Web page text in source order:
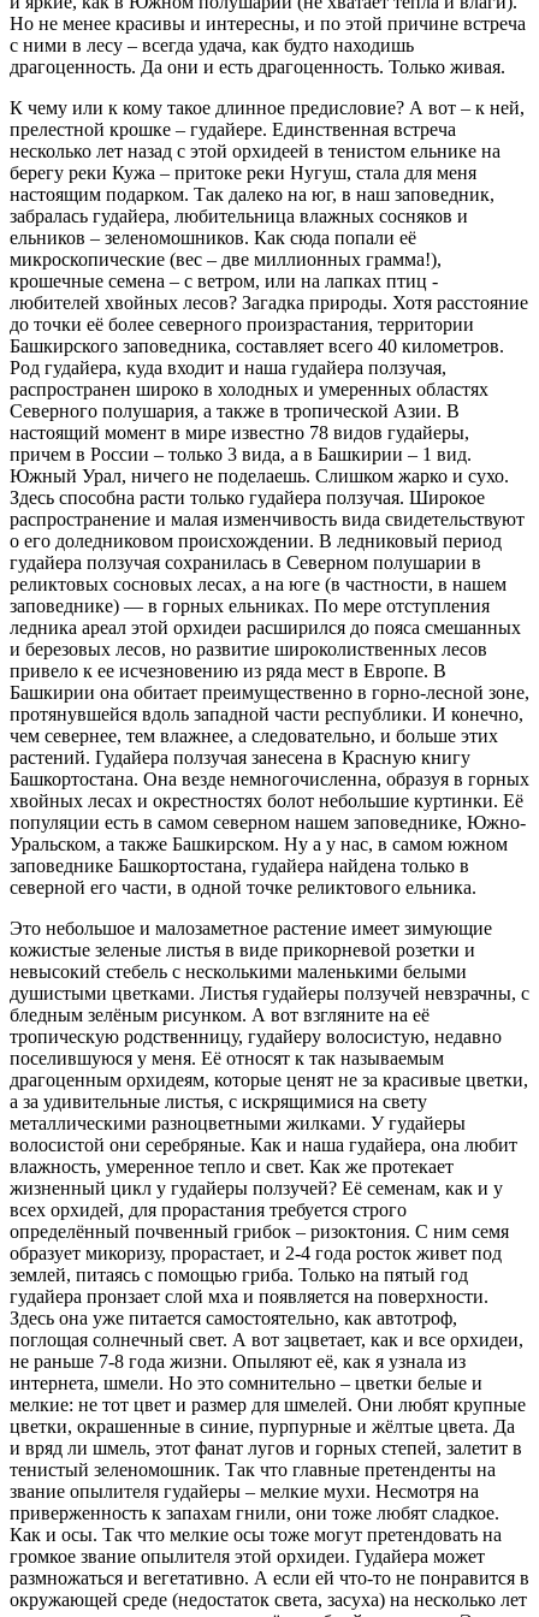
Но не менее красивы и интересны, и по этой причине встреча
с ними в лесу – всегда удача, как будто находишь
драгоценность. Да они и есть драгоценность. Только живая.
К чему или к кому такое длинное предисловие? А вот – к ней,
прелестной крошке – гудайере. Единственная встреча
несколько лет назад с этой орхидеей в тенистом ельнике на
берегу реки Кужа – притоке реки Нугуш, стала для меня
настоящим подарком. Так далеко на юг, в наш заповедник,
забралась гудайера, любительница влажных сосняков и
ельников – зеленомошников. Как сюда попали её
микроскопические (вес – две миллионных грамма!),
крошечные семена – с ветром, или на лапках птиц -
любителей хвойных лесов? Загадка природы. Хотя расстояние
до точки её более северного произрастания, территории
Башкирского заповедника, составляет всего 40 километров.
Род гудайера, куда входит и наша гудайера ползучая,
распространен широко в холодных и умеренных областях
Северного полушария, а также в тропической Азии. В
настоящий момент в мире известно 78 видов гудайеры,
причем в России – только 3 вида, а в Башкирии – 1 вид.
Южный Урал, ничего не поделаешь. Слишком жарко и сухо.
Здесь способна расти только гудайера ползучая. Широкое
распространение и малая изменчивость вида свидетельствуют
о его доледниковом происхождении. В ледниковый период
гудайера ползучая сохранилась в Северном полушарии в
реликтовых сосновых лесах, а на юге (в частности, в нашем
заповеднике) — в горных ельниках. По мере отступления
ледника ареал этой орхидеи расширился до пояса смешанных
и березовых лесов, но развитие широколиственных лесов
привело к ее исчезновению из ряда мест в Европе. В
Башкирии она обитает преимущественно в горно-лесной зоне,
протянувшейся вдоль западной части республики. И конечно,
чем севернее, тем влажнее, а следовательно, и больше этих
растений. Гудайера ползучая занесена в Красную книгу
Башкортостана. Она везде немногочисленна, образуя в горных
хвойных лесах и окрестностях болот небольшие куртинки. Её
популяции есть в самом северном нашем заповеднике, Южно-
Уральском, а также Башкирском. Ну а у нас, в самом южном
заповеднике Башкортостана, гудайера найдена только в
северной его части, в одной точке реликтового ельника.
Это небольшое и малозаметное растение имеет зимующие
кожистые зеленые листья в виде прикорневой розетки и
невысокий стебель с несколькими маленькими белыми
душистыми цветками. Листья гудайеры ползучей невзрачны, с
бледным зелёным рисунком. А вот взгляните на её
тропическую родственницу, гудайеру волосистую, недавно
поселившуюся у меня. Её относят к так называемым
драгоценным орхидеям, которые ценят не за красивые цветки,
а за удивительные листья, с искрящимися на свету
металлическими разноцветными жилками. У гудайеры
волосистой они серебряные. Как и наша гудайера, она любит
влажность, умеренное тепло и свет. Как же протекает
жизненный цикл у гудайеры ползучей? Её семенам, как и у
всех орхидей, для прорастания требуется строго
определённый почвенный грибок – ризоктония. С ним семя
образует микоризу, прорастает, и 2-4 года росток живет под
землей, питаясь с помощью гриба. Только на пятый год
гудайера пронзает слой мха и появляется на поверхности.
Здесь она уже питается самостоятельно, как автотроф,
поглощая солнечный свет. А вот зацветает, как и все орхидеи,
не раньше 7-8 года жизни. Опыляют её, как я узнала из
интернета, шмели. Но это сомнительно – цветки белые и
мелкие: не тот цвет и размер для шмелей. Они любят крупные
цветки, окрашенные в синие, пурпурные и жёлтые цвета. Да
и вряд ли шмель, этот фанат лугов и горных степей, залетит в
тенистый зеленомошник. Так что главные претенденты на
звание опылителя гудайеры – мелкие мухи. Несмотря на
приверженность к запахам гнили, они тоже любят сладкое.
Как и осы. Так что мелкие осы тоже могут претендовать на
громкое звание опылителя этой орхидеи. Гудайера может
размножаться и вегетативно. А если ей что-то не понравится в
окружающей среде (недостаток света, засуха) на несколько лет